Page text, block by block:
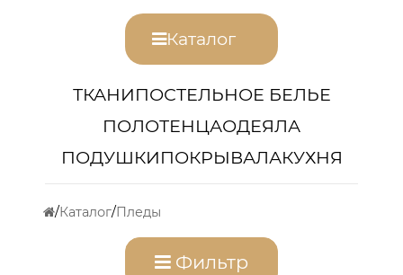
Каталог
ТКАНИПОСТЕЛЬНОЕ БЕЛЬЕ
ПОЛОТЕНЦАОДЕЯЛА
ПОДУШКИПОКРЫВАЛАКУХНЯ
Каталог Пледы
Фильтр